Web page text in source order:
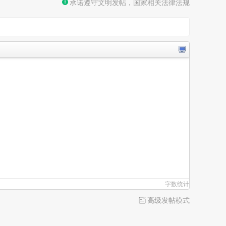
承诺遵守文明发帖，国家相关法律法规
字数统计
高级发帖模式